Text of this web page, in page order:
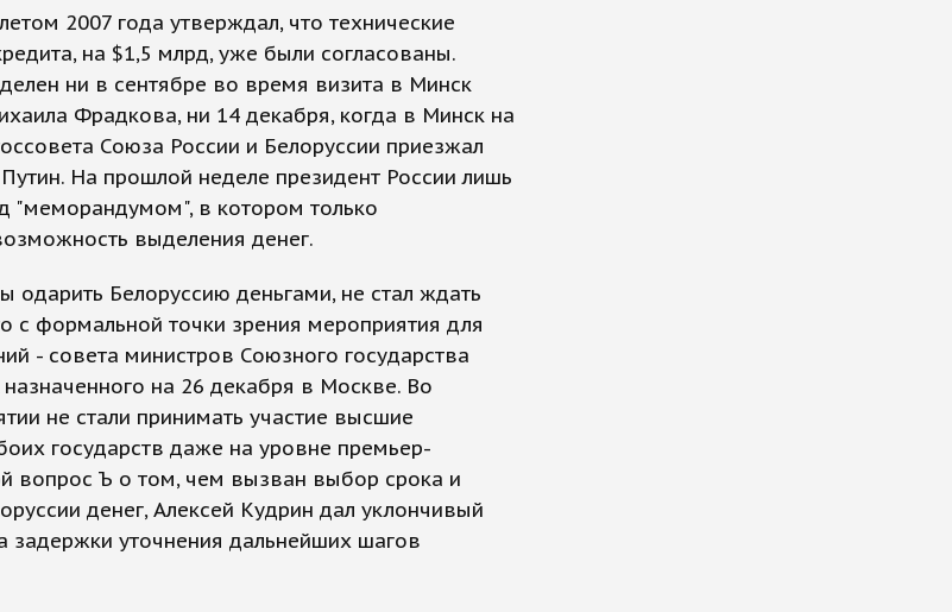
2007 года утверждал, что технические
на $1,5 млрд, уже были согласованы.
ни в сентябре во время визита в Минск
Фрадкова, ни 14 декабря, когда в Минск на
Союза России и Белоруссии приезжал
На прошлой неделе президент России лишь
"меморандумом", в котором только
выделения денег.
одарить Белоруссию деньгами, не стал ждать
с формальной точки зрения мероприятия для
- совета министров Союзного государства
назначенного на 26 декабря в Москве. Во
не стали принимать участие высшие
государств даже на уровне премьер-
вопрос Ъ о том, чем вызван выбор срока и
денег, Алексей Кудрин дал уклончивый
задержки уточнения дальнейших шагов